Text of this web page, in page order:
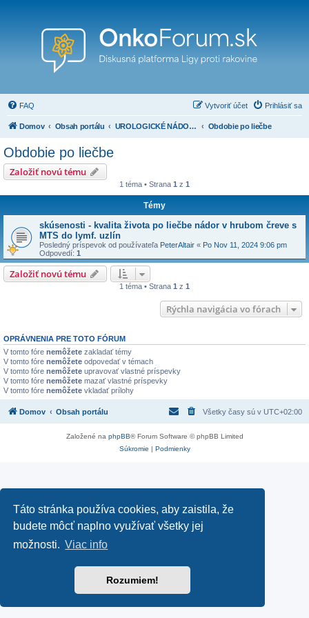
Táto stránka používa cookies, aby zaistila, že
budete môcť naplno využívať všetky jej
možnosti. Viac info
Rozumiem!
FAQ Prihlásiť sa
Vytvoriť účet
Domov Obsah portálu UROLOGICKÉ NÁDORY ( nádory prostaty, penisu, obličiek, močového mechúra a iné) Obdobie po liečbe
Obdobie po liečbe
Založiť novú tému
1 téma • Strana 1 z 1
Témy
skúsenosti - kvalita života po liečbe nádor v hrubom čreve s
MTS do lymf. uzlín
Posledný príspevok od používateľa PeterAltair « Po Nov 11, 2024 9:06 pm
Odpovedí: 1
Založiť novú tému
1 téma • Strana 1 z 1
Rýchla navigácia vo fórach
OPRÁVNENIA PRE TOTO FÓRUM
V tomto fóre nemôžete zakladať témy
V tomto fóre nemôžete odpovedať v témach
V tomto fóre nemôžete upravovať vlastné príspevky
V tomto fóre nemôžete mazať vlastné príspevky
V tomto fóre nemôžete vkladať prílohy
Domov Obsah portálu Všetky časy sú v UTC+02:00
Založené na phpBB® Forum Software © phpBB Limited
Súkromie | Podmienky